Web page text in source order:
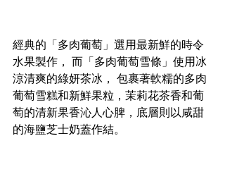
經典的「多肉葡萄」選用最新鮮的時令
水果製作， 而「多肉葡萄雪條」使用冰
涼清爽的綠妍茶冰， 包裹著軟糯的多肉
葡萄雪糕和新鮮果粒，茉莉花茶香和葡
萄的清新果香沁人心脾，底層則以咸甜
的海鹽芝士奶蓋作結。